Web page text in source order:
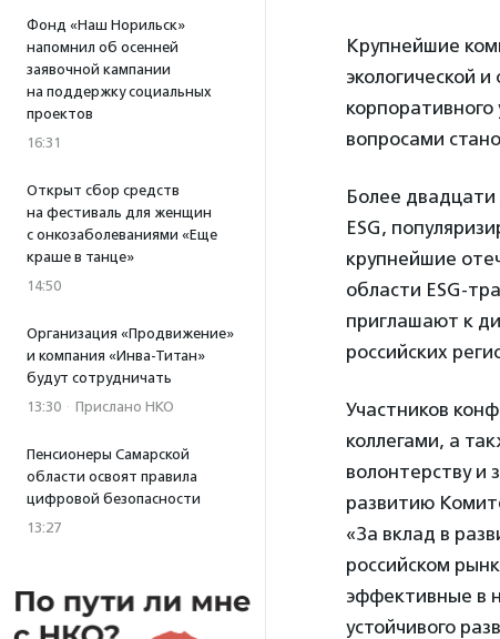
Фонд «Наш Норильск»
напомнил об осенней
заявочной кампании
на поддержку социальных
проектов
16:31
Открыт сбор средств
на фестиваль для женщин
с онкозаболеваниями «Еще
краше в танце»
14:50
Организация «Продвижение»
и компания «Инва-Титан»
будут сотрудничать
13:30 · Прислано НКО
Пенсионеры Самарской
области освоят правила
цифровой безопасности
13:27
Крупнейшие
экологической
вопросами
Более двадцати
ESG,
крупнейшие
области ESG-
приглашают к
российских
Участников
коллегами, а
волонтерству и
развитию
«За вклад в
российском
эффективные в
устойчивого